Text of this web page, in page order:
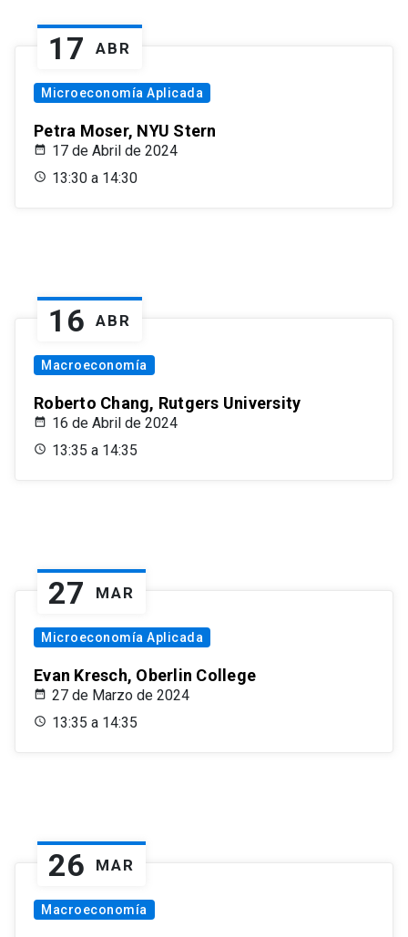
17 ABR
Microeconomía Aplicada
Petra Moser, NYU Stern
17 de Abril de 2024
13:30 a 14:30
16 ABR
Macroeconomía
Roberto Chang, Rutgers University
16 de Abril de 2024
13:35 a 14:35
27 MAR
Microeconomía Aplicada
Evan Kresch, Oberlin College
27 de Marzo de 2024
13:35 a 14:35
26 MAR
Macroeconomía